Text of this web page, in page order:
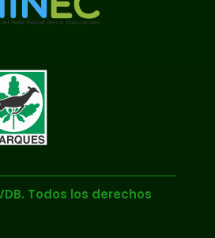
Todos los derechos